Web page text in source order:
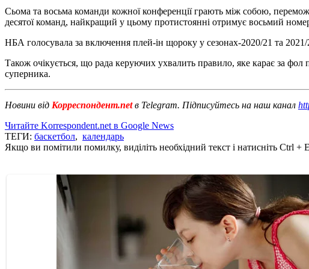
Сьома та восьма команди кожної конференції грають між собою,
десятої команд, найкращий у цьому протистоянні отримує восьмий
НБА голосувала за включення плей-ін щороку у сезонах-2020/21 та
Також очікується, що рада керуючих ухвалить правило, яке карає за
суперника.
Новини від Корреспондент.netв Telegram. Підписуйтесь на наш канал
Читайте Korrespondent.net в Google News
ТЕГИ: баскетбол, календарь
Якщо ви помітили помилку, виділіть необхідний текст і натисніть Ctrl